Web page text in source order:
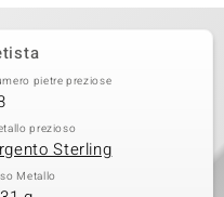
pietre preziose
prezioso
Sterling
Metallo